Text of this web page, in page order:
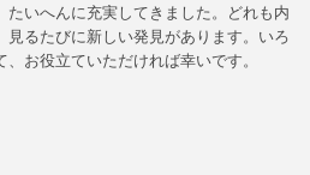
たいへんに充実してきました。どれも内
見るたびに新しい発見があります。いろ
お役立ていただければ幸いです。